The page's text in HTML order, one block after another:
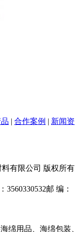
| 合作案例 | 新闻资
料有限公司 版权所有
3560330532邮 编：
绵用品、海绵包装、